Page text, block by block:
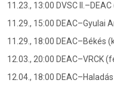
11.23., 13:00 DVSC
11.29., 15:00 DEAC–Gyulai
11.29., 18:00 DEAC–Békés
12.03., 20:00 DEAC–VRCK
12.04., 18:00